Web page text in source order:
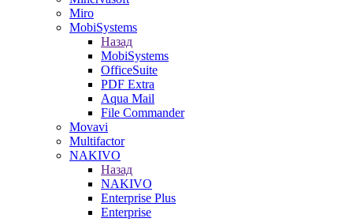
Miro
MobiSystems
Назад
MobiSystems
OfficeSuite
PDF Extra
Aqua Mail
File Commander
Movavi
Multifactor
NAKIVO
Назад
NAKIVO
Enterprise Plus
Enterprise